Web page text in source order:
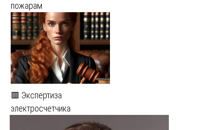
пожарам
🟥 Экспертиза
электросчетчика